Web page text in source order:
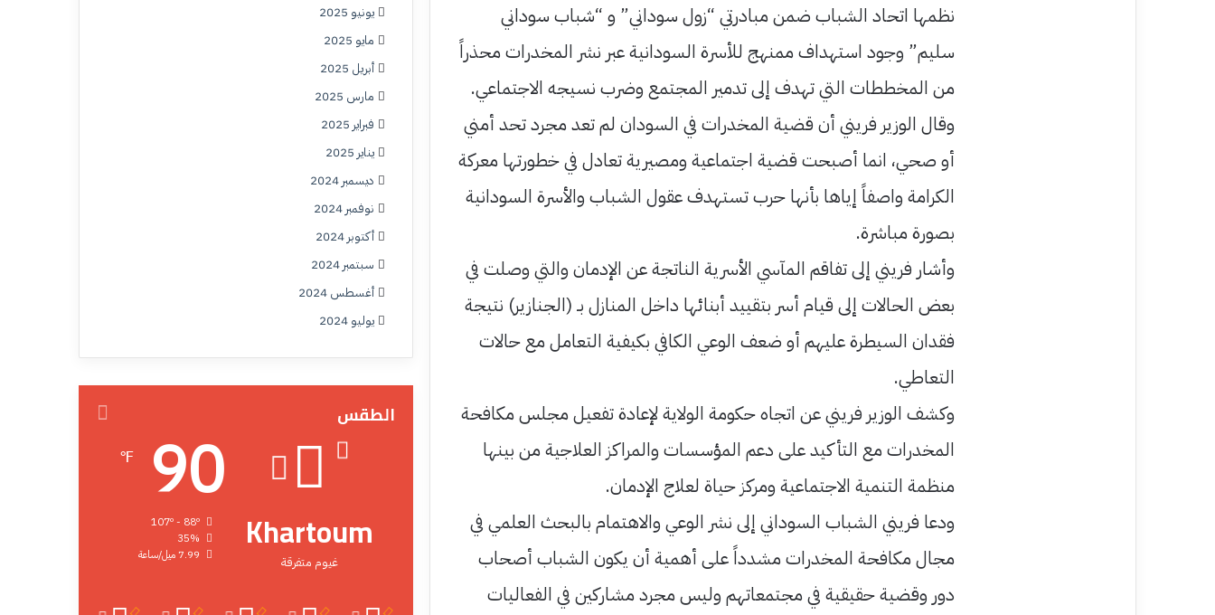
نظمها اتحاد الشباب ضمن مبادرتي “زول سوداني” و “شباب سوداني
سليم” وجود استهداف ممنهج للأسرة السودانية عبر نشر المخدرات محذراً
من المخططات التي تهدف إلى تدمير المجتمع وضرب نسيجه الاجتماعي.
وقال الوزير فريني أن قضية المخدرات في السودان لم تعد مجرد تحد أمني
أو صحي، انما أصبحت قضية اجتماعية ومصيرية تعادل في خطورتها معركة
الكرامة واصفاً إياها بأنها حرب تستهدف عقول الشباب والأسرة السودانية
بصورة مباشرة.
وأشار فريني إلى تفاقم المآسي الأسرية الناتجة عن الإدمان والتي وصلت في
بعض الحالات إلى قيام أسر بتقييد أبنائها داخل المنازل بـ (الجنازير) نتيجة
فقدان السيطرة عليهم أو ضعف الوعي الكافي بكيفية التعامل مع حالات
التعاطي.
وكشف الوزير فريني عن اتجاه حكومة الولاية لإعادة تفعيل مجلس مكافحة
المخدرات مع التأكيد على دعم المؤسسات والمراكز العلاجية من بينها
منظمة التنمية الاجتماعية ومركز حياة لعلاج الإدمان.
ودعا فريني الشباب السوداني إلى نشر الوعي والاهتمام بالبحث العلمي في
مجال مكافحة المخدرات مشدداً على أهمية أن يكون الشباب أصحاب
دور وقضية حقيقية في مجتمعاتهم وليس مجرد مشاركين في الفعاليات
يونيو 2025
مايو 2025
أبريل 2025
مارس 2025
فبراير 2025
يناير 2025
ديسمبر 2024
نوفمبر 2024
أكتوبر 2024
سبتمبر 2024
أغسطس 2024
يوليو 2024
الطقس
Khartoum
غيوم متفرقة
90
℉
107º - 88º
35%
7.99 ميل/ساعة